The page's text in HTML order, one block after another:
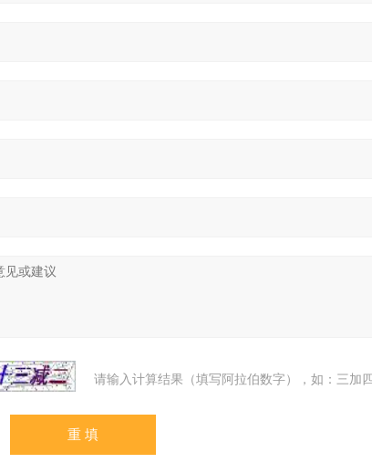
请输入计算结果（填写阿拉伯数字），如：三加